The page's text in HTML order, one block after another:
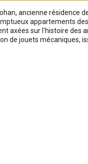
ancienne résidence
appartements
axées sur l'histoire des
de jouets mécaniques,